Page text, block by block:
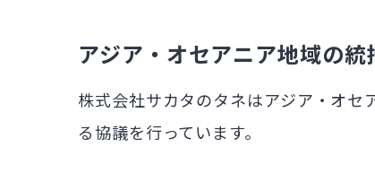
アジア・オセアニア地域の統
株式会社サカタのタネはアジア・オ
る協議を行っています。